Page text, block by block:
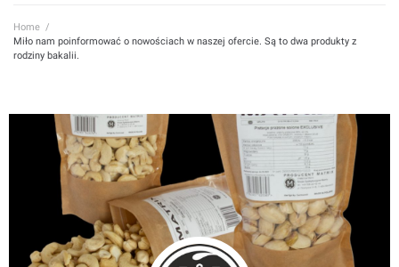
Home /
Miło nam poinformować o nowościach w naszej ofercie. Są to dwa produkty z
rodziny bakalii.